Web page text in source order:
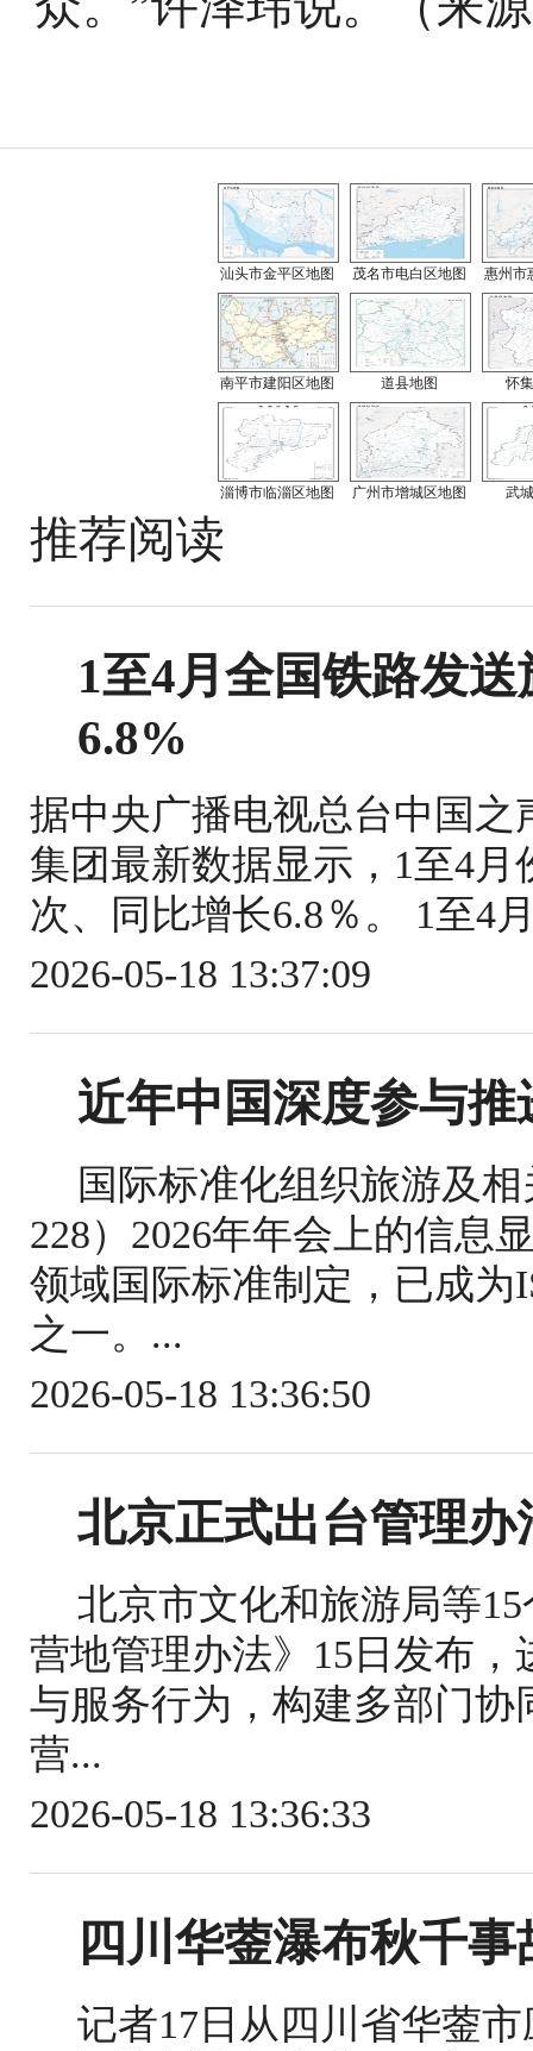
汕头市金平区地图 茂名市电白区地图 惠州市
南平市建阳区地图 道县地图 怀
淄博市临淄区地图 广州市增城区地图 武
推荐阅读
1至4月全国铁路发
6.8%
据中央广播电视总台中国
集团最新数据显示，1至4月
次、同比增长6.8％。 1至4
2026-05-18 13:37:09
近年中国深度参与
国际标准化组织旅游及
228）2026年年会上的信息
领域国际标准制定，已成为
之一。...
2026-05-18 13:36:50
北京正式出台管理
北京市文化和旅游局等
营地管理办法》15日发布
与服务行为，构建多部门
营...
2026-05-18 13:36:33
四川华蓥瀑布秋千
记者17日从四川省华蓥